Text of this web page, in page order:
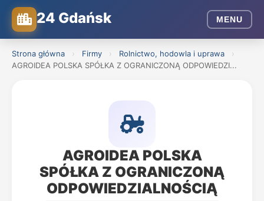
24 Gdańsk MENU
Strona główna › Firmy › Rolnictwo, hodowla i uprawa
›
AGROIDEA POLSKA SPÓŁKA Z OGRANICZONĄ ODPOWIEDZI...
AGROIDEA POLSKA
SPÓŁKA Z OGRANICZONĄ
ODPOWIEDZIALNOŚCIĄ